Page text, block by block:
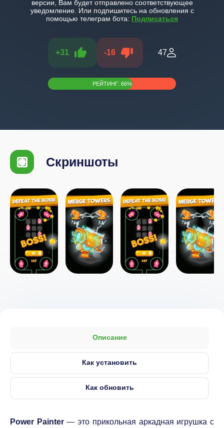
версии, Вам будет отправлено соответствующее
уведомление. Или подпишитесь на обновления с
помощью телеграм бота: Подписаться
+31 -16 47
РЕЙТИНГ: 66%
Скриншоты
Описание
Как установить
Как обновить
Power Painter— это прикольная аркадная игрушка с